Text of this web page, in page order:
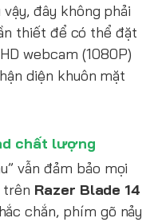
đây không phải
thiết để có thể đặt
webcam (1080P)
diện khuôn mặt
chất lượng
vẫn đảm bảo mọi
trên Razer Blade 14
chắn, phím gõ nảy